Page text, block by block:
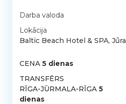
Darba valoda
Lokācija
Baltic Beach Hotel & SPA,
CENA 5 dienas
TRANSFĒRS
RĪGA-JŪRMALA-RĪGA 5
dienas